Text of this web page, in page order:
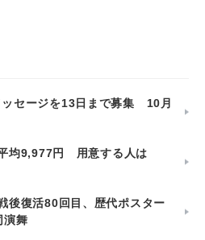
ッセージを13日まで募集 10月
均9,977円 用意する人は
復活80回目、歴代ポスター
演舞